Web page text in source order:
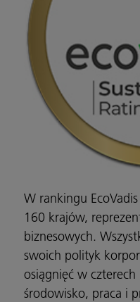
W rankingu
160 krajów,
biznesowych.
swoich polityk
osiągnięć w
środowisko, praca i